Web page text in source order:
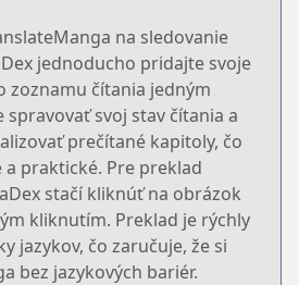
na sledovanie
jednoducho pridajte svoje
zoznamu čítania jedným
svoj stav čítania a
prečítané kapitoly, čo
praktické. Pre preklad
stačí kliknúť na obrázok
kliknutím. Preklad je rýchly
jazykov, čo zaručuje, že si
bez jazykových bariér.